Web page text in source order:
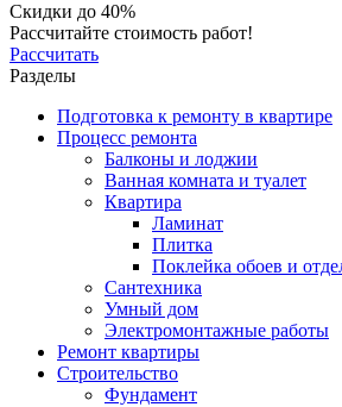
Скидки до 40%
Рассчитайте стоимость работ!
Рассчитать
Разделы
Подготовка к ремонту в квартире
Процесс ремонта
Балконы и лоджии
Ванная комната и туалет
Квартира
Ламинат
Плитка
Поклейка обоев и
Сантехника
Умный дом
Электромонтажные работы
Ремонт квартиры
Строительство
Фундамент